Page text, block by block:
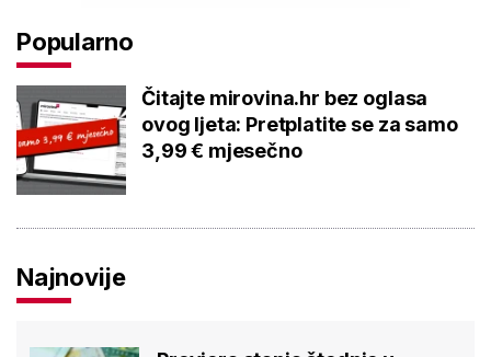
Popularno
Čitajte mirovina.hr bez oglasa
ovog ljeta: Pretplatite se za samo
3,99 € mjesečno
Najnovije